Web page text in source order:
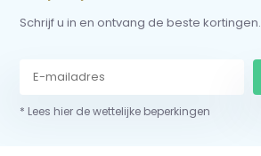
Schrijf u in en ontvang de beste kortingen.
* Lees hier de wettelijke beperkingen